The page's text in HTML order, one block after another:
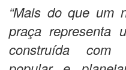
“Mais do que um
praça representa
construída com